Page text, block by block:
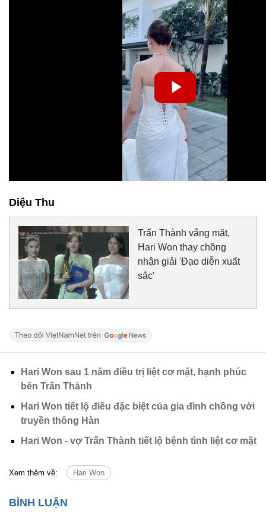
Diệu Thu
Trấn Thành vắng mặt,
Hari Won thay chồng
nhận giải 'Đạo diễn xuất
sắc'
Hari Won sau 1 năm điều trị liệt cơ mặt, hạnh phúc
bên Trấn Thành
Hari Won tiết lộ điều đặc biệt của gia đình chồng với
truyền thông Hàn
Hari Won - vợ Trấn Thành tiết lộ bệnh tình liệt cơ mặt
Xem thêm về: Hari Won